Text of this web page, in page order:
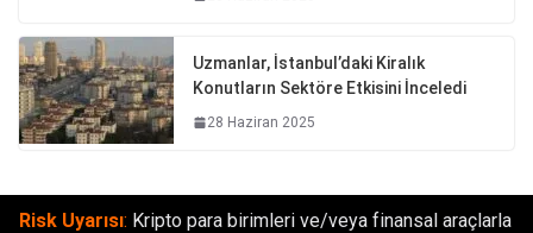
Uzmanlar, İstanbul’daki Kiralık
Konutların Sektöre Etkisini İnceledi
28 Haziran 2025
Risk Uyarısı: Kripto para birimleri ve/veya finansal araçlarla